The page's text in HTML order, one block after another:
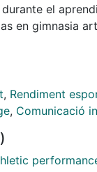
el
en gimnasia
de
que
entre
durante el
del
artística
, Rendiment
, Comunicació